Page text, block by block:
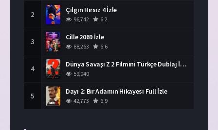
2 Çılgın Hırsız 4 İzle
96,742 6.2
3 Cille 2069 İzle
88,263 6.6
4 Dünya Savaşı Z 2 Filmini Türkçe Dublaj İzle
59,040
5 Dayı 2: Bir Adamın Hikayesi Full İzle
42,773 6.9